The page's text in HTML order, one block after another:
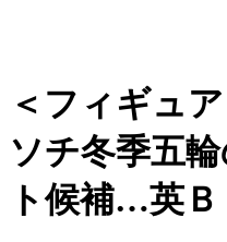
＜フィギュ
ソチ冬季五
ト候補…英Ｂ